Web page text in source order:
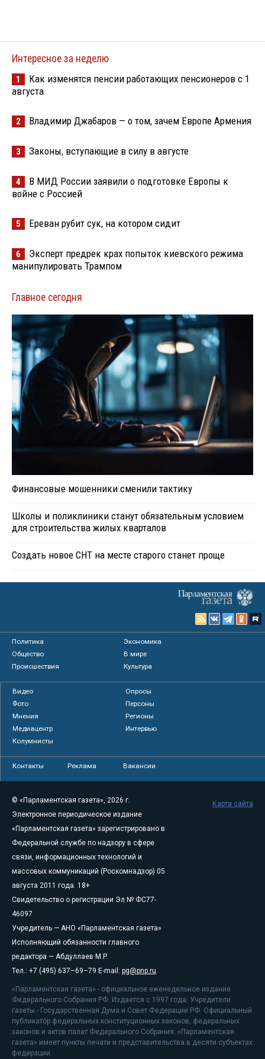
Интересное за неделю
1
Как изменятся пенсии работающих пенсионеров с 1
августа
2 Владимир Джабаров — о том, зачем Европе Армения
3 Законы, вступающие в силу в августе
4
В МИД России заявили о подготовке Европы к
войне с Россией
5 Ереван рубит сук, на котором сидит
6
Эксперт предрек крах попыток киевского режима
манипулировать Трампом
Главное сегодня
Финансовые мошенники сменили тактику
Школы и поликлиники станут обязательным условием
для строительства жилых кварталов
Создать новое СНТ на месте старого станет проще
Политика
Экономика
Общество
В мире
Происшествия
Культура
Видео
Опросы
Фото
Персоны
Мнения
Регионы
Медиацентр
Интервью
Колумнисты
Контакты Реклама Вакансии
© «Парламентская газета», 2026 г.
Электронное периодическое издание
«Парламентская газета» зарегистрировано в
Федеральной службе по надзору в сфере
связи, информационных технологий и
массовых коммуникаций (Роскомнадзор) 05
августа 2011 года. 18+
Свидетельство о регистрации Эл № ФС77-
46097
Учредитель — АНО «Парламентская газета»
Исполняющий обязанности главного
редактора — Абдуллаев М.Р.
Тел.: +7 (495) 637–69–79 E-mail: pg@pnp.ru
«Парламентская газета» - официальное еженедельное издание
Федерального Собрания РФ. Издается с 1997 года. Учредители
газеты - Государственная Дума и Совет Федерации РФ. Официальный
публикатор федеральных конституционных законов, федеральных
законов и актов палат Федерального Собрания. «Парламентская
газета» имеет пункты печати и представительства в десяти субъектах
федерации.
Карта сайта